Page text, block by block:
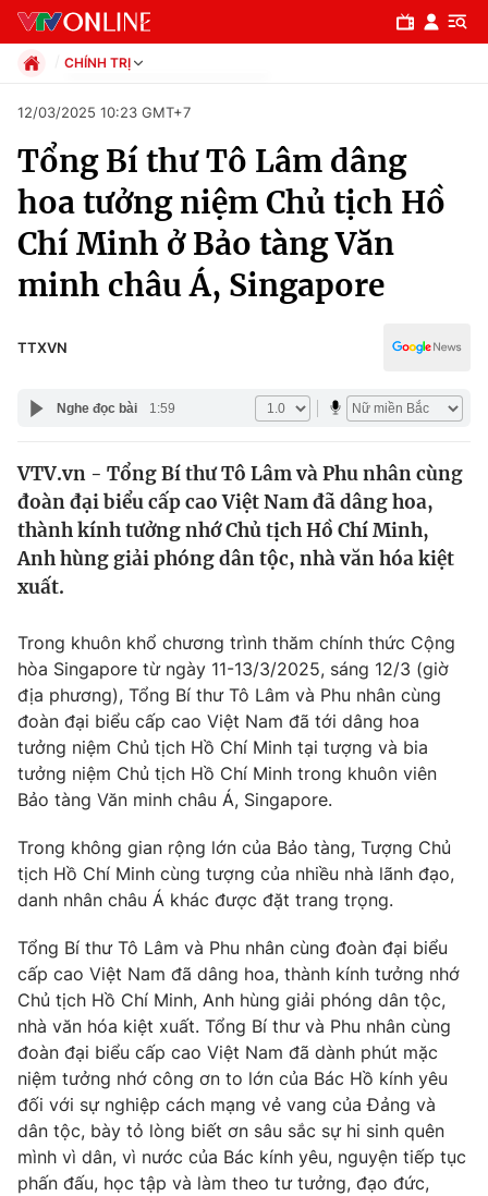
Chuyên mục
Chính trị
Xã hội
Pháp luật
Y tế
Thế giới
Tin tức
Thế giới đó đây
Kinh tế
Tài chính
Góc doanh nghiệp
Dữ liệu và đời sống
Truyền hình
Phim VTV
Hậu trường
Nhân vật
Khán giả
Giải sao mai
Giải trí
Điện ảnh
Âm nhạc
Sao
Đời sống
Làm đẹp
Giáo dục
Tuyển sinh
Học trực tuyến
Công nghệ
Hitech Công nghệ tương lai
Sản phẩm
Thị trường
Tư vấn
Giao lưu trực tuyến
Lịch phát sóng
Chuyên mục khác
Emagazine Podcast
CHÍNH TRỊ
Xã hội
Pháp luật
Kinh tế
Thể thao
Truyền hình
Văn hóa - Giải trí
Y tế
12/03/2025 10:23 GMT+7
Tổng Bí thư Tô Lâm dâng
hoa tưởng niệm Chủ tịch Hồ
Chí Minh ở Bảo tàng Văn
minh châu Á, Singapore
TTXVN
Nghe đọc bài 1:59
VTV.vn - Tổng Bí thư Tô Lâm và Phu nhân cùng
đoàn đại biểu cấp cao Việt Nam đã dâng hoa,
thành kính tưởng nhớ Chủ tịch Hồ Chí Minh,
Anh hùng giải phóng dân tộc, nhà văn hóa kiệt
xuất.
Trong khuôn khổ chương trình thăm chính thức Cộng
hòa Singapore từ ngày 11-13/3/2025, sáng 12/3 (giờ
địa phương), Tổng Bí thư Tô Lâm và Phu nhân cùng
đoàn đại biểu cấp cao Việt Nam đã tới dâng hoa
tưởng niệm Chủ tịch Hồ Chí Minh tại tượng và bia
tưởng niệm Chủ tịch Hồ Chí Minh trong khuôn viên
Bảo tàng Văn minh châu Á, Singapore.
Trong không gian rộng lớn của Bảo tàng, Tượng Chủ
tịch Hồ Chí Minh cùng tượng của nhiều nhà lãnh đạo,
danh nhân châu Á khác được đặt trang trọng.
Tổng Bí thư Tô Lâm và Phu nhân cùng đoàn đại biểu
cấp cao Việt Nam đã dâng hoa, thành kính tưởng nhớ
Chủ tịch Hồ Chí Minh, Anh hùng giải phóng dân tộc,
nhà văn hóa kiệt xuất. Tổng Bí thư và Phu nhân cùng
đoàn đại biểu cấp cao Việt Nam đã dành phút mặc
niệm tưởng nhớ công ơn to lớn của Bác Hồ kính yêu
đối với sự nghiệp cách mạng vẻ vang của Đảng và
dân tộc, bày tỏ lòng biết ơn sâu sắc sự hi sinh quên
mình vì dân, vì nước của Bác kính yêu, nguyện tiếp tục
phấn đấu, học tập và làm theo tư tưởng, đạo đức,